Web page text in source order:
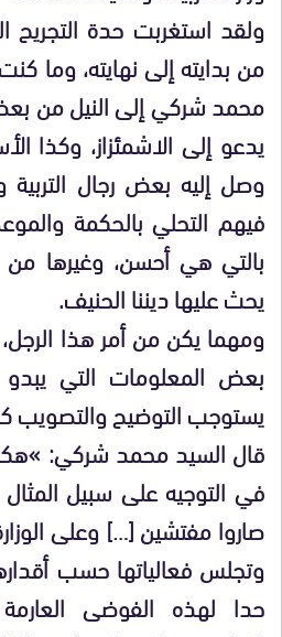
ولقد استغربت حدة التجريح
من بدايته إلى نهايته، وما
محمد شركي إلى النيل من
يدعو إلى الاشمئزاز، وكذا
وصل إليه بعض رجال التربية
فيهم التحلي بالحكمة
بالتي هي أحسن، وغيرها من
يحث عليها ديننا الحنيف.
ومهما يكن من أمر هذا
بعض المعلومات التي يبدو
يستوجب التوضيح والتصويب
قال السيد محمد شركي:
في التوجيه على سبيل
صاروا مفتشين […] وعلى
وتجلس فعالياتها حسب
حدا لهذه الفوضى العارمة